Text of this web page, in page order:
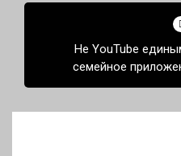
Не YouTube
семейное